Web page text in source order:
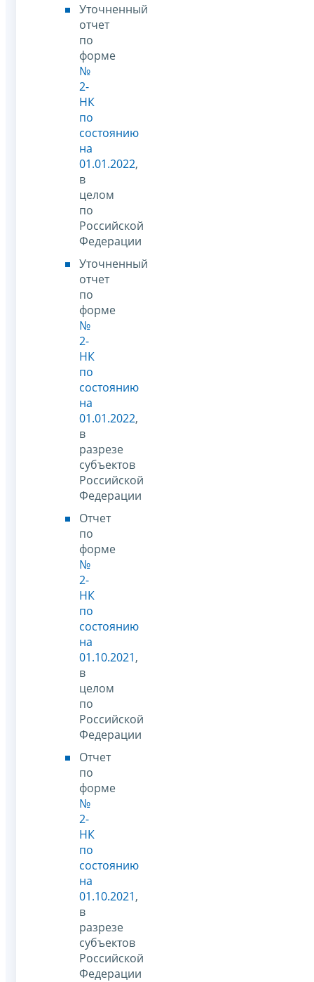
Уточненный
отчет
по
форме
№
2-
НК
по
состоянию
на
01.01.2022,
в
целом
по
Российской
Федерации
Уточненный
отчет
по
форме
№
2-
НК
по
состоянию
на
01.01.2022,
в
разрезе
субъектов
Российской
Федерации
Отчет
по
форме
№
2-
НК
по
состоянию
на
01.10.2021,
в
целом
по
Российской
Федерации
Отчет
по
форме
№
2-
НК
по
состоянию
на
01.10.2021,
в
разрезе
субъектов
Российской
Федерации